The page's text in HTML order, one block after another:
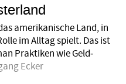
amerikanische Land, in
im Alltag spielt. Das ist
Praktiken wie Geld­
Ecker